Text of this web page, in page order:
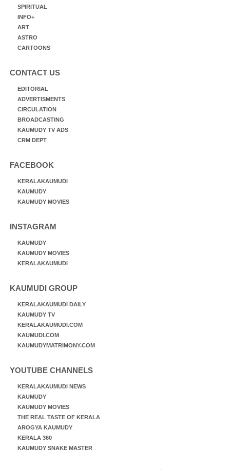
SPIRITUAL
INFO+
ART
ASTRO
CARTOONS
CONTACT US
EDITORIAL
ADVERTISMENTS
CIRCULATION
BROADCASTING
KAUMUDY TV ADS
CRM DEPT
FACEBOOK
KERALAKAUMUDI
KAUMUDY
KAUMUDY MOVIES
INSTAGRAM
KAUMUDY
KAUMUDY MOVIES
KERALAKAUMUDI
KAUMUDI GROUP
KERALAKAUMUDI DAILY
KAUMUDY TV
KERALAKAUMUDI.COM
KAUMUDI.COM
KAUMUDYMATRIMONY.COM
YOUTUBE CHANNELS
KERALAKAUMUDI NEWS
KAUMUDY
KAUMUDY MOVIES
THE REAL TASTE OF KERALA
AROGYA KAUMUDY
KERALA 360
KAUMUDY SNAKE MASTER